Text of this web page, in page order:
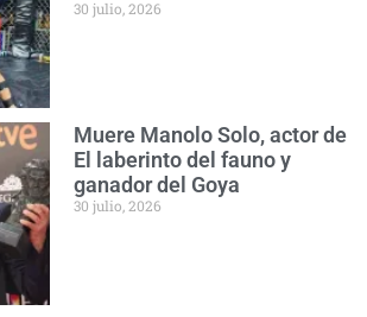
30 julio, 2026
Muere Manolo Solo, actor de
El laberinto del fauno y
ganador del Goya
30 julio, 2026